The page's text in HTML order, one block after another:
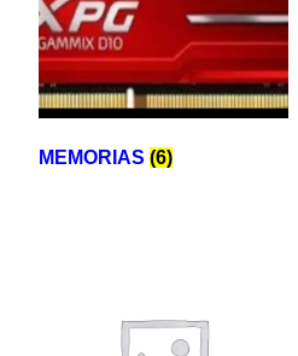
MEMORIAS (6)